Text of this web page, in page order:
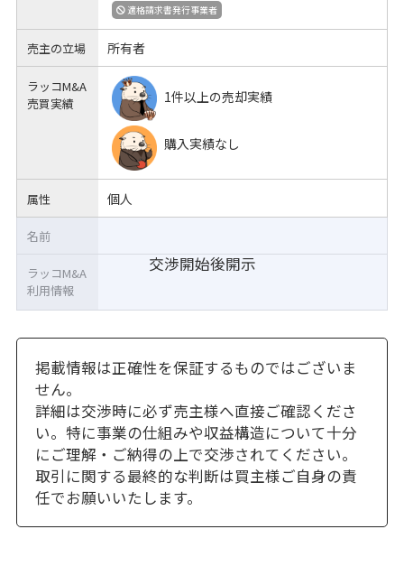
適格請求書発行事業者
売主の立場 所有者
ラッコM&A
売買実績
1件以上の売却実績
購入実績なし
属性 個人
交渉開始後開示
名前
ラッコM&A
利用情報
掲載情報は正確性を保証するものではございま
せん。
詳細は交渉時に必ず売主様へ直接ご確認くださ
い。特に事業の仕組みや収益構造について十分
にご理解・ご納得の上で交渉されてください。
取引に関する最終的な判断は買主様ご自身の責
任でお願いいたします。